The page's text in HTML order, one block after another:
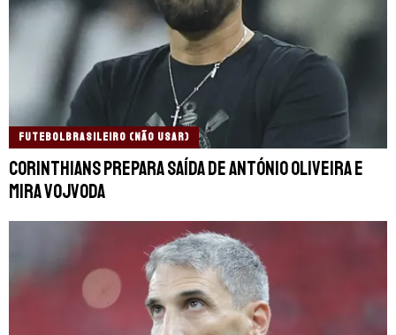
FUTEBOLBRASILEIRO (NÃO USAR)
Corinthians prepara saída de António Oliveira e
mira Vojvoda